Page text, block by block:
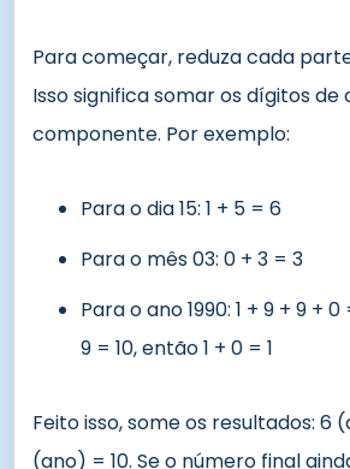
Para começar, reduza cada
Isso significa somar os dígitos de
componente. Por exemplo:
Para o dia 15: 1 + 5 = 6
Para o mês 03: 0 + 3 = 3
Para o ano 1990: 1 + 9 + 9 + 0
9 = 10, então 1 + 0 = 1
Feito isso, some os resultados: 6
(ano) = 10. Se o número final